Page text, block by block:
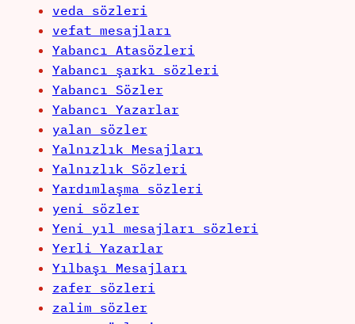
veda sözleri
vefat mesajları
Yabancı Atasözleri
Yabancı şarkı sözleri
Yabancı Sözler
Yabancı Yazarlar
yalan sözler
Yalnızlık Mesajları
Yalnızlık Sözleri
Yardımlaşma sözleri
yeni sözler
Yeni yıl mesajları sözleri
Yerli Yazarlar
Yılbaşı Mesajları
zafer sözleri
zalim sözler